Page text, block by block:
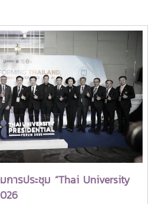
การประชุม “Thai University